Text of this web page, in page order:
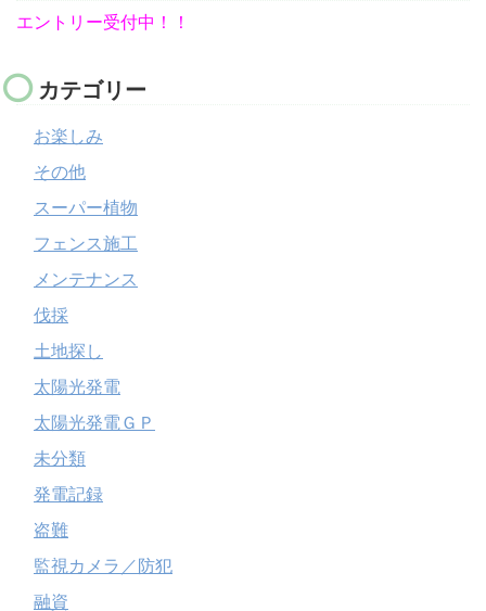
エントリー受付中！！
カテゴリー
お楽しみ
その他
スーパー植物
フェンス施工
メンテナンス
伐採
土地探し
太陽光発電
太陽光発電ＧＰ
未分類
発電記録
盗難
監視カメラ／防犯
融資